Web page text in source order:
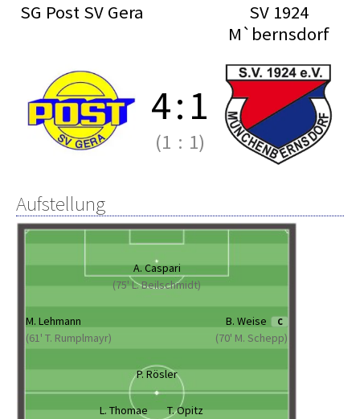
SG Post SV Gera
SV 1924
M`bernsdorf
4:1
(1 : 1)
Aufstellung
A. Caspari
(75' L. Beilschmidt)
M. Lehmann
(61' T. Rumplmayr)
B. Weise C
(70' M. Schepp)
P. Rösler
L. Thomae
T. Opitz